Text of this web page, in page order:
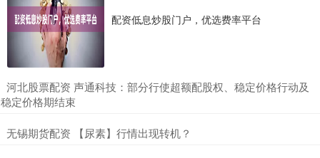
配资低息炒股门户，优选费率平台
​河北股票配资 声通科技：部分行使超额配股权、稳定价格行动及
稳定价格期结束
​无锡期货配资 【尿素】行情出现转机？